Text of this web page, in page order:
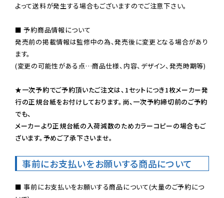
よって送料が発生する場合もございますのでご注意下さい。
■ 予約商品情報について
発売前の掲載情報は監修中の為、発売後に変更となる場合があり
ます。
(変更の可能性がある点…商品仕様、内容、デザイン、発売時期等)
★一次予約でご予約頂いたご注文は、1セットにつき1枚メーカー発
行の正規台紙をお付けしております。尚、一次予約締切前のご予約
でも、
メーカーより正規台紙の入荷減数のためカラーコピーの場合もご
ざいます。予めご了承下さいませ。
事前にお支払いをお願いする商品について
■ 事前にお支払いをお願いする商品について(大量のご予約につ